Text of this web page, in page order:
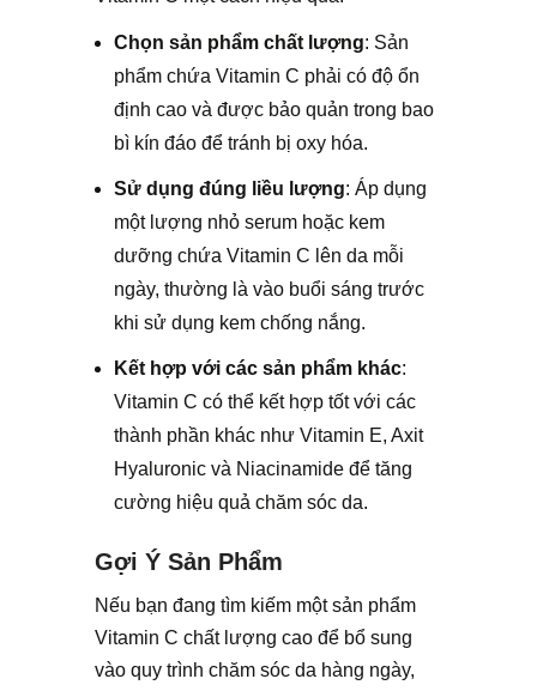
Chọn sản phẩm chất lượng: Sản
phẩm chứa Vitamin C phải có độ ổn
định cao và được bảo quản trong bao
bì kín đáo để tránh bị oxy hóa.
Sử dụng đúng liều lượng: Áp dụng
một lượng nhỏ serum hoặc kem
dưỡng chứa Vitamin C lên da mỗi
ngày, thường là vào buổi sáng trước
khi sử dụng kem chống nắng.
Kết hợp với các sản phẩm khác:
Vitamin C có thể kết hợp tốt với các
thành phần khác như Vitamin E, Axit
Hyaluronic và Niacinamide để tăng
cường hiệu quả chăm sóc da.
Gợi Ý Sản Phẩm
Nếu bạn đang tìm kiếm một sản phẩm
Vitamin C chất lượng cao để bổ sung
vào quy trình chăm sóc da hàng ngày,